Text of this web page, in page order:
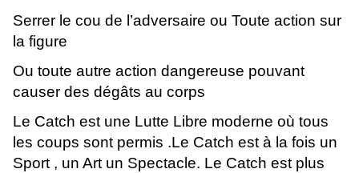
Serrer le cou de l’adversaire ou Toute action sur
la figure
Ou toute autre action dangereuse pouvant
causer des dégâts au corps
Le Catch est une Lutte Libre moderne où tous
les coups sont permis .Le Catch est à la fois un
Sport , un Art un Spectacle. Le Catch est plus